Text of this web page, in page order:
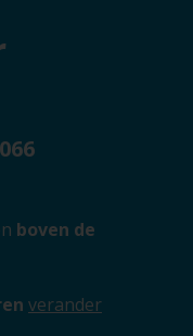
boven de
verander